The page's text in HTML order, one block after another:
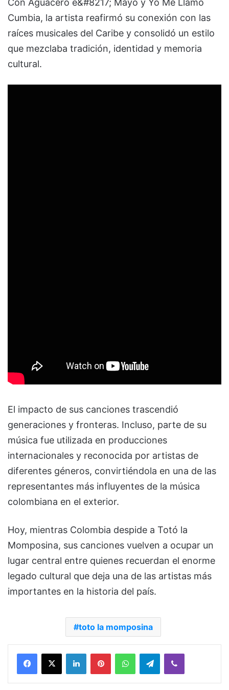
Con Aguacero e&#8217; Mayo y Yo Me Llamo
Cumbia, la artista reafirmó su conexión con las
raíces musicales del Caribe y consolidó un estilo
que mezclaba tradición, identidad y memoria
cultural.
El impacto de sus canciones trascendió
generaciones y fronteras. Incluso, parte de su
música fue utilizada en producciones
internacionales y reconocida por artistas de
diferentes géneros, convirtiéndola en una de las
representantes más influyentes de la música
colombiana en el exterior.
Hoy, mientras Colombia despide a Totó la
Momposina, sus canciones vuelven a ocupar un
lugar central entre quienes recuerdan el enorme
legado cultural que deja una de las artistas más
importantes en la historia del país.
toto la momposina
Facebook
X LinkedInPinterestWhatsAppTelegramViber